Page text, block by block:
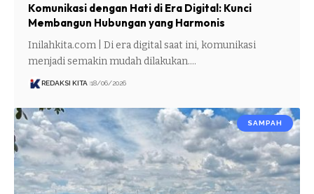
Komunikasi dengan Hati di Era Digital: Kunci
Membangun Hubungan yang Harmonis
Inilahkita.com | Di era digital saat ini, komunikasi
menjadi semakin mudah dilakukan.…
REDAKSI KITA 18/06/2026
SAMPAH